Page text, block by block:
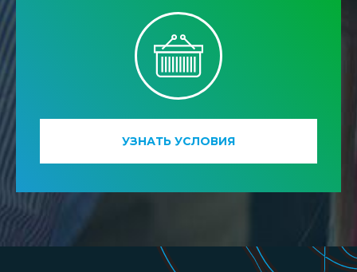
УЗНАТЬ УСЛОВИЯ